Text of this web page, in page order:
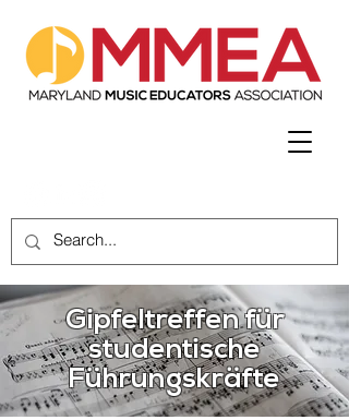
Gipfeltreffen für
studentische
Führungskräfte